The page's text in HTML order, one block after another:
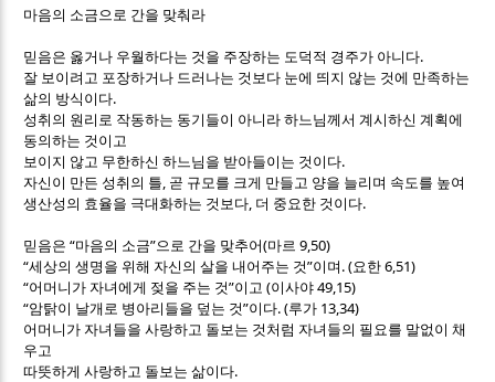
마음의 소금으로 간을 맞춰라
믿음은 옳거나 우월하다는 것을 주장하는 도덕적 경주가 아니다.
잘 보이려고 포장하거나 드러나는 것보다 눈에 띄지 않는 것에 만족하는
삶의 방식이다.
성취의 원리로 작동하는 동기들이 아니라 하느님께서 계시하신 계획에
동의하는 것이고
보이지 않고 무한하신 하느님을 받아들이는 것이다.
자신이 만든 성취의 틀, 곧 규모를 크게 만들고 양을 늘리며 속도를 높여
생산성의 효율을 극대화하는 것보다, 더 중요한 것이다.
믿음은“마음의 소금”으로 간을 맞추어(마르9,50)
“세상의 생명을 위해 자신의 살을 내어주는 것”이며 . (요한6,51)
“어머니가 자녀에게 젖을 주는 것”이고(이사야49,15)
“암탉이 날개로 병아리들을 덮는 것”이다. (루가 13,34)
어머니가 자녀들을 사랑하고 돌보는 것처럼 자녀들의 필요를 말없이 채
우고
따뜻하게 사랑하고 돌보는 삶이다.
Sketchbook5, 스케치북5
Sketchbook5, 스케치북5